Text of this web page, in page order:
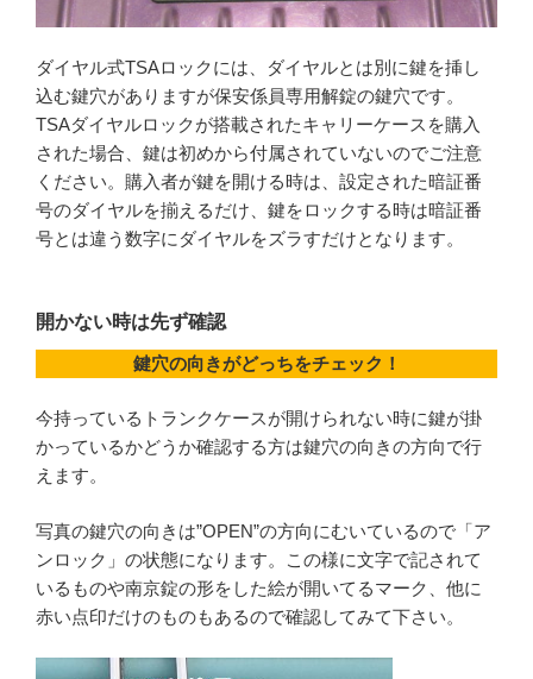
ダイヤル式TSAロックには、ダイヤルとは別に鍵を挿し
込む鍵穴がありますが保安係員専用解錠の鍵穴です。
TSAダイヤルロックが搭載されたキャリーケースを購入
された場合、鍵は初めから付属されていないのでご注意
ください。購入者が鍵を開ける時は、設定された暗証番
号のダイヤルを揃えるだけ、鍵をロックする時は暗証番
号とは違う数字にダイヤルをズラすだけとなります。
開かない時は先ず確認
鍵穴の向きがどっちをチェック！
今持っているトランクケースが開けられない時に鍵が掛
かっているかどうか確認する方は鍵穴の向きの方向で行
えます。
写真の鍵穴の向きは”OPEN”の方向にむいているので「ア
ンロック」の状態になります。この様に文字で記されて
いるものや南京錠の形をした絵が開いてるマーク、他に
赤い点印だけのものもあるので確認してみて下さい。